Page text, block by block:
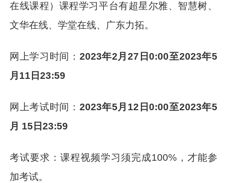
在线课程）课程学习平台有超星尔雅、智慧树、
文华在线、学堂在线、广东力拓。
网上学习时间： 2023年2月27日0:00至2023年5
月11日23:59
网上考试时间： 2023年5月12日0:00至2023年5
月 15日23:59
考试要求：课程视频学习须完成100%，才能参
加考试。